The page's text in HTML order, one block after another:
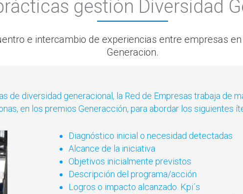
gestión Diversidad
e intercambio de experiencias entre empresas
Generacion.
de diversidad generacional, la Red de Empresas trabaja de
en los premios Generacción, para abordar los siguientes
Diagnóstico inicial o necesidad detectadas
Alcance de la iniciativa
Objetivos inicialmente previstos
Descripción del programa/acción
Logros o impacto alcanzado. Kpi´s